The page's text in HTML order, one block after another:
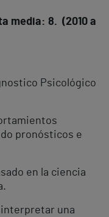
media: 8. (2010 a
Psicológico
pronósticos e
en la ciencia
interpretar una